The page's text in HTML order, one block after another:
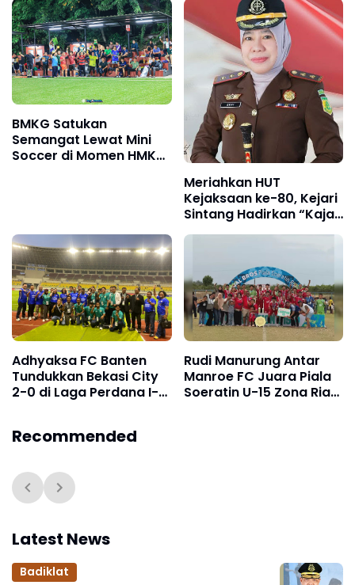
Sarapan Bersama
Jogging Rutin PPPJ
2026
BMKG Satukan
Semangat Lewat Mini
Soccer di Momen HMKG
Meriahkan HUT
Kejaksaan ke-80, Kejari
Sintang Hadirkan “Kajari
Sintang Cup Mini Soccer
Adhyaksa FC Banten
Tundukkan Bekasi City
2-0 di Laga Perdana I-
Rudi Manurung Antar
Manroe FC Juara Piala
Soeratin U-15 Zona Riau
Recommended
Latest News
Badiklat